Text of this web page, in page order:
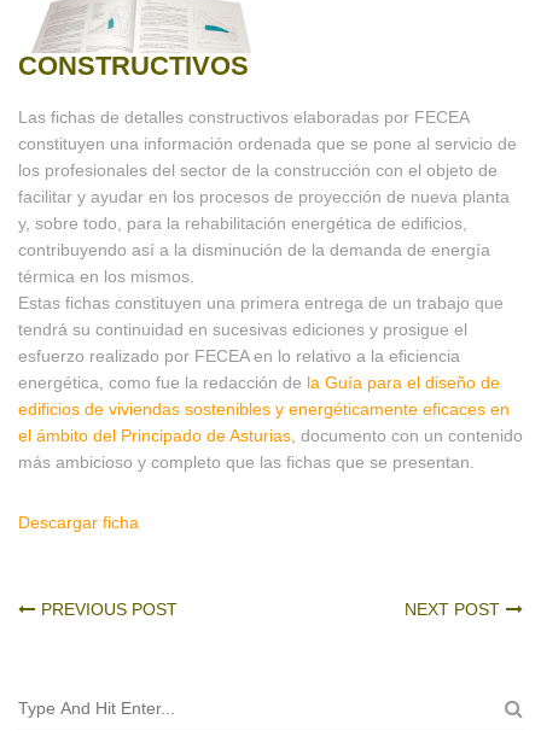
CONSTRUCTIVOS
Las fichas de detalles constructivos elaboradas por FECEA
constituyen una información ordenada que se pone al servicio de
los profesionales del sector de la construcción con el objeto de
facilitar y ayudar en los procesos de proyección de nueva planta
y, sobre todo, para la rehabilitación energética de edificios,
contribuyendo así a la disminución de la demanda de energía
térmica en los mismos.
Estas fichas constituyen una primera entrega de un trabajo que
tendrá su continuidad en sucesivas ediciones y prosigue el
esfuerzo realizado por FECEA en lo relativo a la eficiencia
energética, como fue la redacción de la Guía para el diseño de
edificios de viviendas sostenibles y energéticamente eficaces en
el ámbito del Principado de Asturias , documento con un contenido
más ambicioso y completo que las fichas que se presentan.
Descargar ficha
PREVIOUS POST NEXT POST